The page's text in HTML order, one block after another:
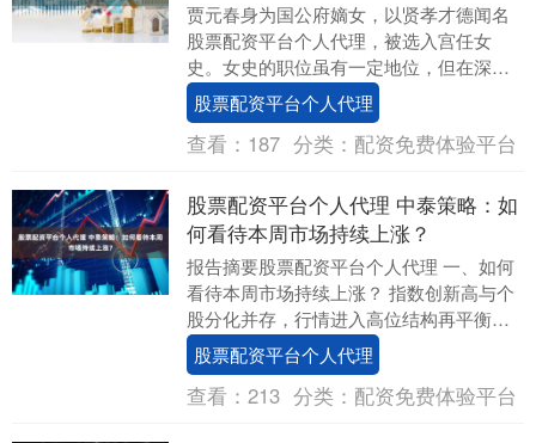
贾元春身为国公府嫡女，以贤孝才德闻名
股票配资平台个人代理，被选入宫任女
史。女史的职位虽有一定地位，但在深宫
中，她仍只是众多女子之一。她十几岁便
入宫，在漫长而孤独....
股票配资平台个人代理
查看： 187 分类： 配资免费体验平台
股票配资平台个人代理 中泰策略：如
何看待本周市场持续上涨？
报告摘要股票配资平台个人代理 一、如何
看待本周市场持续上涨？ 指数创新高与个
股分化并存，行情进入高位结构再平衡阶
段。本周A股市场在指数层面延续强势，从
主要指数表....
股票配资平台个人代理
查看： 213 分类： 配资免费体验平台